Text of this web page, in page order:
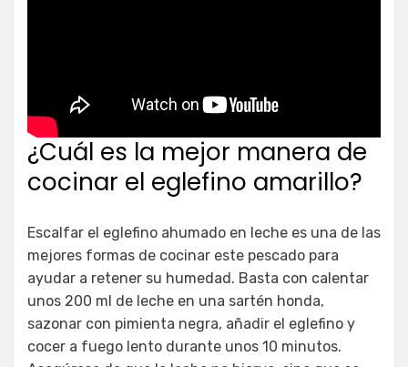
¿Cuál es la mejor manera de
cocinar el eglefino amarillo?
Escalfar el eglefino ahumado en leche es una de las
mejores formas de cocinar este pescado para
ayudar a retener su humedad. Basta con calentar
unos 200 ml de leche en una sartén honda,
sazonar con pimienta negra, añadir el eglefino y
cocer a fuego lento durante unos 10 minutos.